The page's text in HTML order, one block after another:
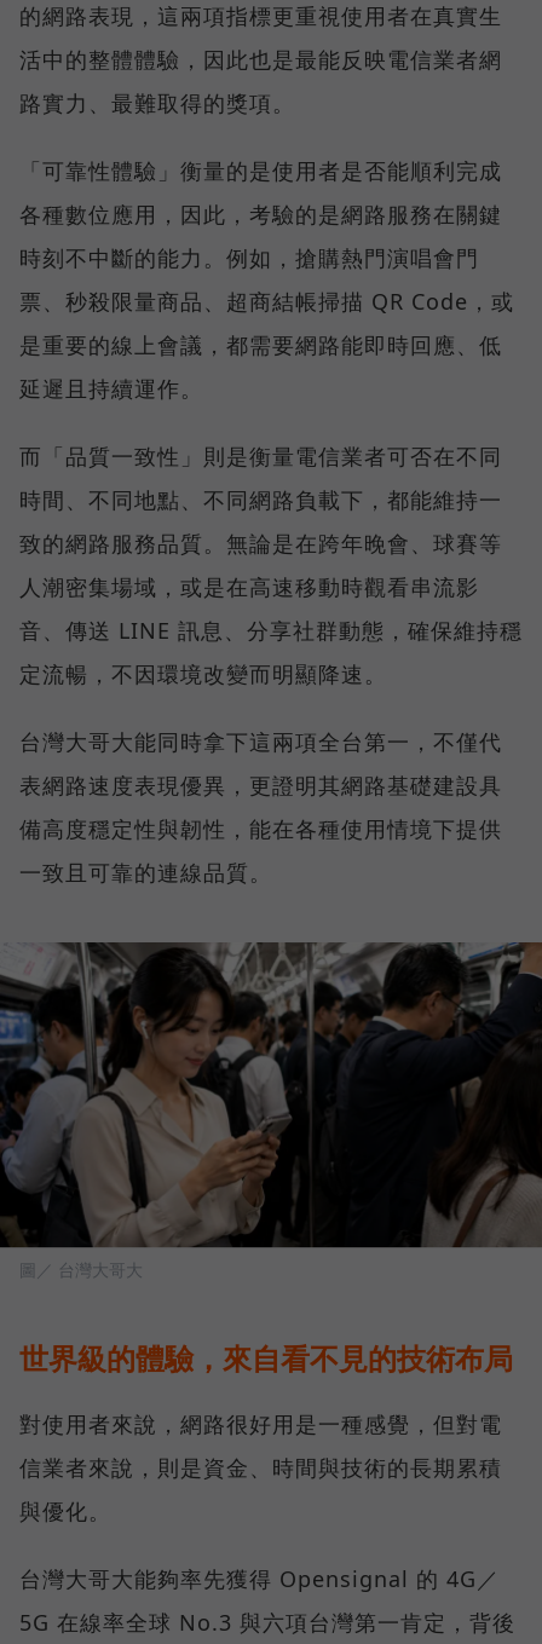
的網路表現，這兩項指標更重視使用者在真實生
活中的整體體驗，因此也是最能反映電信業者網
路實力、最難取得的獎項。
「可靠性體驗」衡量的是使用者是否能順利完成
各種數位應用，因此，考驗的是網路服務在關鍵
時刻不中斷的能力。例如，搶購熱門演唱會門
票、秒殺限量商品、超商結帳掃描 QR Code，或
是重要的線上會議，都需要網路能即時回應、低
延遲且持續運作。
而「品質一致性」則是衡量電信業者可否在不同
時間、不同地點、不同網路負載下，都能維持一
致的網路服務品質。無論是在跨年晚會、球賽等
人潮密集場域，或是在高速移動時觀看串流影
音、傳送 LINE 訊息、分享社群動態，確保維持穩
定流暢，不因環境改變而明顯降速。
台灣大哥大能同時拿下這兩項全台第一，不僅代
表網路速度表現優異，更證明其網路基礎建設具
備高度穩定性與韌性，能在各種使用情境下提供
一致且可靠的連線品質。
圖／ 台灣大哥大
世界級的體驗，來自看不見的技術布局
對使用者來說，網路很好用是一種感覺，但對電
信業者來說，則是資金、時間與技術的長期累積
與優化。
台灣大哥大能夠率先獲得 Opensignal 的 4G／
5G 在線率全球 No.3 與六項台灣第一肯定，背後